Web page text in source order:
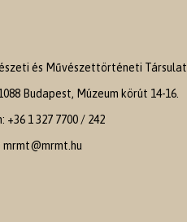
és Művészettörténeti Társulat
Budapest, Múzeum körút 14-16.
+36 1 327 7700 / 242
mrmt@mrmt.hu